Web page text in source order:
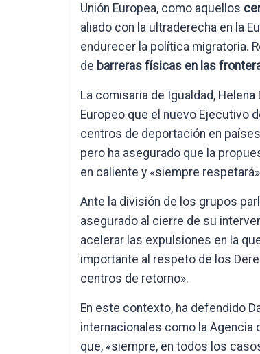
Unión Europea, como aquellos
aliado con la ultraderecha en la
endurecer la política migratoria.
de barreras físicas en las
La comisaria de Igualdad,
Europeo que el nuevo Ejecutivo
centros de deportación en
pero ha asegurado que la
en caliente y «siempre
Ante la división de los grupos
asegurado al cierre de su
acelerar las expulsiones en la
importante al respeto de los
centros de retorno».
En este contexto, ha defendido
internacionales como la Agencia
que, «siempre, en todos los